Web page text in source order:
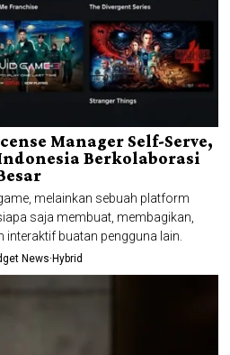
Manager Self-Serve,
Berkolaborasi
melainkan sebuah platform
saja membuat, membagikan,
buatan pengguna lain.
News· Hybrid